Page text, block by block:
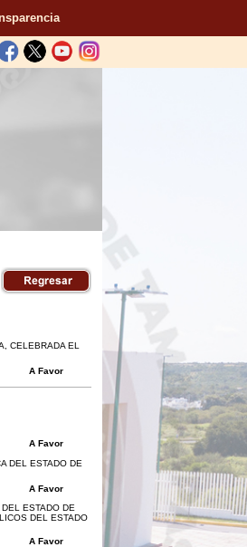
CELEBRADA EL
A Favor
A Favor
DEL ESTADO DE
A Favor
ESTADO DE
DEL ESTADO
A Favor